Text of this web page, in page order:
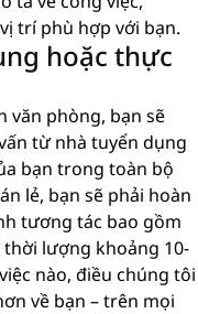
trí phù hợp với bạn.
hoặc thực
văn phòng, bạn sẽ
từ nhà tuyển dụng
bạn trong toàn bộ
lẻ, bạn sẽ phải hoàn
tương tác bao gồm
lượng khoảng 10-
nào, điều chúng tôi
về bạn – trên mọi